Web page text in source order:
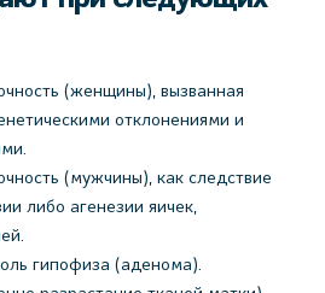
(женщины), вызванная
отклонениями и
(мужчины), как следствие
либо агенезии яичек,
гипофиза (аденома).